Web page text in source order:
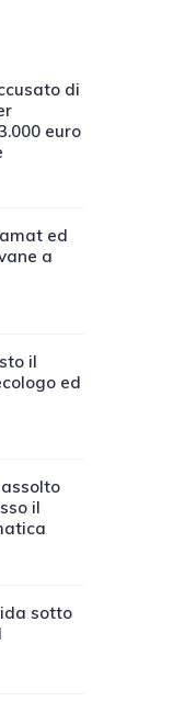
di
euro
ed
a
il
ed
il
sotto